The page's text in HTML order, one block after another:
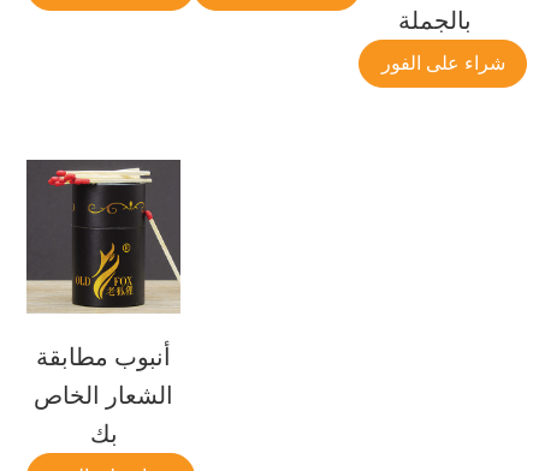
بالجملة
شراء على الفور
أنبوب مطابقة
الشعار الخاص
بك